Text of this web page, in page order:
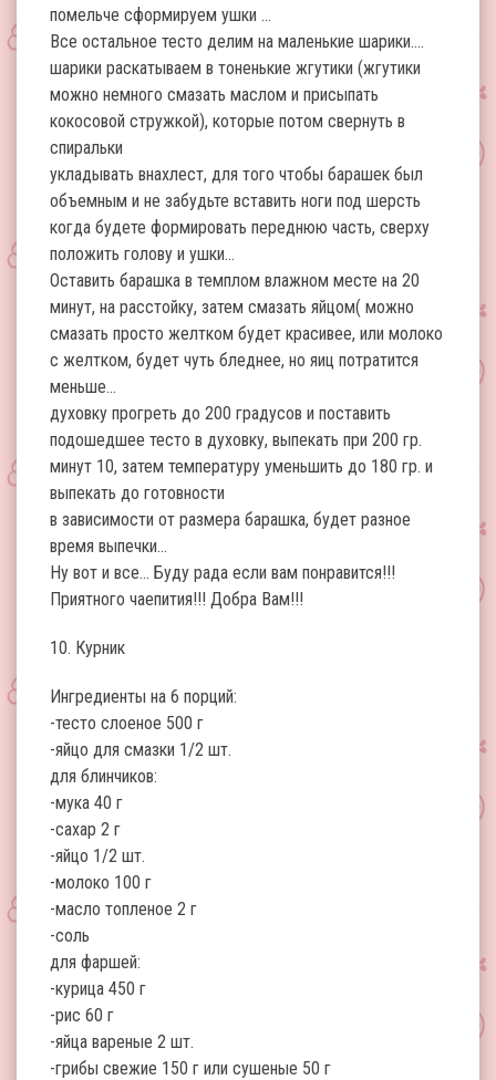
помельче сформируем ушки …
Все остальное тесто делим на маленькие шарики….
шарики раскатываем в тоненькие жгутики (жгутики
можно немного смазать маслом и присыпать
кокосовой стружкой), которые потом свернуть в
спиральки
укладывать внахлест, для того чтобы барашек был
объемным и не забудьте вставить ноги под шерсть
когда будете формировать переднюю часть, сверху
положить голову и ушки…
Оставить барашка в темплом влажном месте на 20
минут, на расстойку, затем смазать яйцом( можно
смазать просто желтком будет красивее, или молоко
с желтком, будет чуть бледнее, но яиц потратится
меньше…
духовку прогреть до 200 градусов и поставить
подошедшее тесто в духовку, выпекать при 200 гр.
минут 10, затем температуру уменьшить до 180 гр. и
выпекать до готовности
в зависимости от размера барашка, будет разное
время выпечки…
Ну вот и все… Буду рада если вам понравится!!!
Приятного чаепития!!! Добра Вам!!!
10. Курник
Ингредиенты на 6 порций:
-тесто слоеное 500 г
-яйцо для смазки 1/2 шт.
для блинчиков:
-мука 40 г
-сахар 2 г
-яйцо 1/2 шт.
-молоко 100 г
-масло топленое 2 г
-соль
для фаршей:
-курица 450 г
-рис 60 г
-яйца вареные 2 шт.
-грибы свежие 150 г или сушеные 50 г